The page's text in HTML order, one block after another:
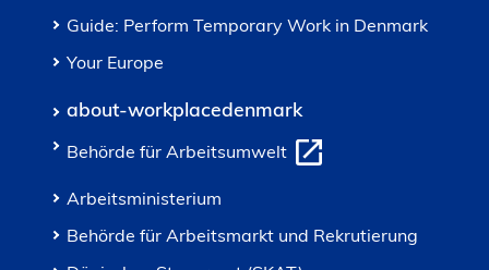
Guide: Perform Temporary Work in Denmark
Your Europe
about-workplacedenmark
Behörde für Arbeitsumwelt
Arbeitsministerium
Behörde für Arbeitsmarkt und Rekrutierung